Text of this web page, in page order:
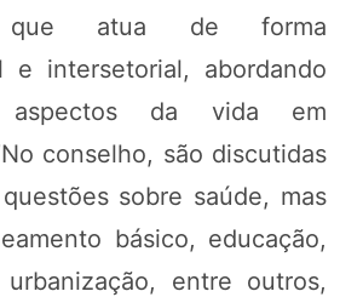
que atua de forma
e intersetorial, abordando
da vida em
conselho, são discutidas
sobre saúde, mas
básico, educação,
entre outros,